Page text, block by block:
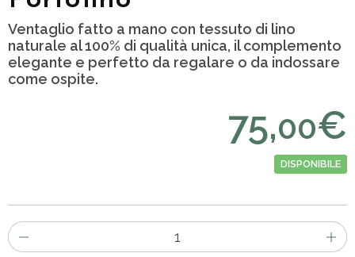
Ventaglio fatto a mano con tessuto di lino
naturale al 100% di qualità unica, il complemento
elegante e perfetto da regalare o da indossare
come ospite.
75,00€
DISPONIBILE
Numero
di